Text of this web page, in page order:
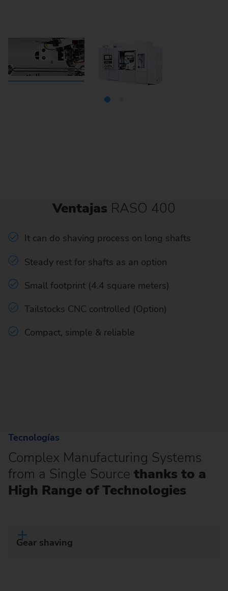
Ventajas RASO 400
It can do shaving process on long shafts
Steady rest for shafts as an option
Small footprint (4.4 square meters)
Tailstocks CNC controlled (Option)
Compact, simple & reliable
Tecnologías
Complex Manufacturing Systems
from a Single Source thanks to a
High Range of Technologies
Gear shaving